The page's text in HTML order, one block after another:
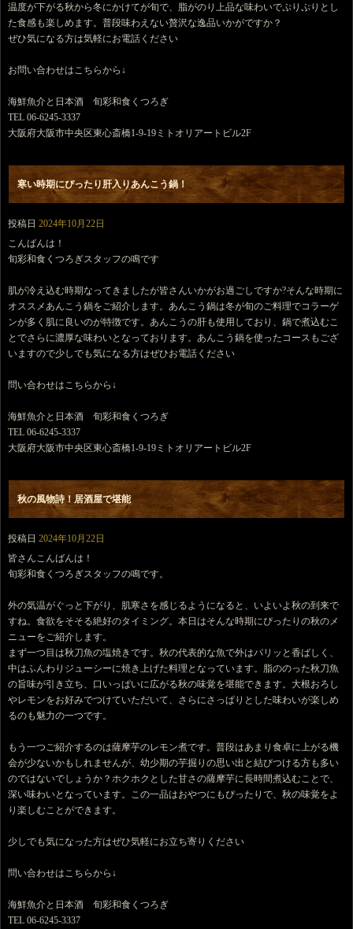
温度が下がる秋から冬にかけてが旬で、脂がのり上品な味わいでぷりぷりとし
た食感も楽しめます。普段味わえない贅沢な逸品いかがですか？
ぜひ気になる方は気軽にお電話ください
お問い合わせはこちらから↓
海鮮魚介と日本酒 旬彩和食くつろぎ
TEL 06-6245-3337
大阪府大阪市中央区東心斎橋1-9-19ミトオリアートビル2F
寒い時期にぴったり肝入りあんこう鍋！
投稿日 2024年10月22日
こんばんは！
旬彩和食くつろぎスタッフの鳴です
肌が冷え込む時期なってきましたが皆さんいかがお過ごしですか?そんな時期に
オススメあんこう鍋をご紹介します。あんこう鍋は冬が旬のご料理でコラーゲ
ンが多く肌に良いのが特徴です。あんこうの肝も使用しており、鍋で煮込むこ
とでさらに濃厚な味わいとなっております。あんこう鍋を使ったコースもござ
いますので少しでも気になる方はぜひお電話ください
問い合わせはこちらから↓
海鮮魚介と日本酒 旬彩和食くつろぎ
TEL 06-6245-3337
大阪府大阪市中央区東心斎橋1-9-19ミトオリアートビル2F
秋の風物詩！居酒屋で堪能
投稿日 2024年10月22日
皆さんこんばんは！
旬彩和食くつろぎスタッフの鳴です。
外の気温がぐっと下がり、肌寒さを感じるようになると、いよいよ秋の到来で
すね。食欲をそそる絶好のタイミング。本日はそんな時期にぴったりの秋のメ
ニューをご紹介します。
まず一つ目は秋刀魚の塩焼きです。秋の代表的な魚で外はパリッと香ばしく、
中はふんわりジューシーに焼き上げた料理となっています。脂ののった秋刀魚
の旨味が引き立ち、口いっぱいに広がる秋の味覚を堪能できます。大根おろし
やレモンをお好みでつけていただいて、さらにさっぱりとした味わいが楽しめ
るのも魅力の一つです。
もう一つご紹介するのは薩摩芋のレモン煮です。普段はあまり食卓に上がる機
会が少ないかもしれませんが、幼少期の芋掘りの思い出と結びつける方も多い
のではないでしょうか？ホクホクとした甘さの薩摩芋に長時間煮込むことで、
深い味わいとなっています。この一品はおやつにもぴったりで、秋の味覚をよ
り楽しむことができます。
少しでも気になった方はぜひ気軽にお立ち寄りください
問い合わせはこちらから↓
海鮮魚介と日本酒 旬彩和食くつろぎ
TEL 06-6245-3337